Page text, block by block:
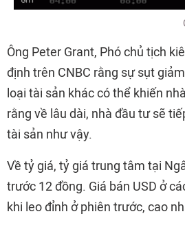
Ông Peter Grant, Phó chủ tịch
định trên CNBC rằng sự sụt
loại tài sản khác có thể khiến
rằng về lâu dài, nhà đầu tư sẽ
tài sản như vậy.
Về tỷ giá, tỷ giá trung tâm tại
trước 12 đồng. Giá bán USD ở
khi leo đỉnh ở phiên trước, cao